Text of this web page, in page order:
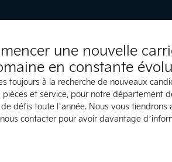
une nouvelle
en constante
toujours à la recherche de nouveaux
et service, pour notre département
défis toute l’année. Nous vous
contacter pour avoir davantage